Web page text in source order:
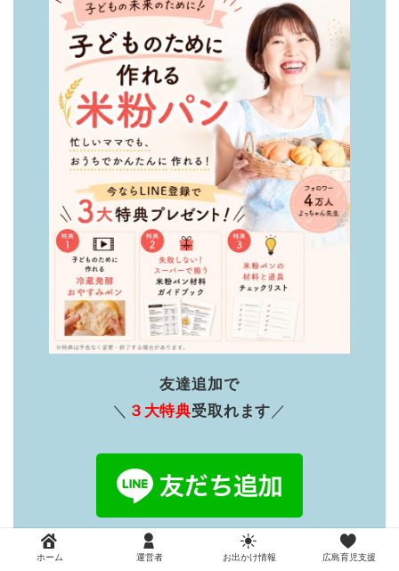
友達追加で
＼ ３大特典受取れます ／
配布１ヶ月で900名に
ホーム 運営者 お出かけ情報 広島育児支援